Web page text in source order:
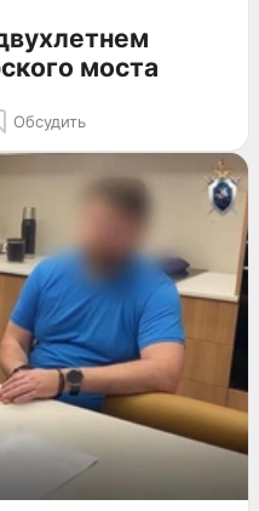
моста
Обсудить